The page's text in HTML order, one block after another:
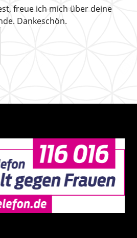
freue ich mich über deine
Dankeschön.